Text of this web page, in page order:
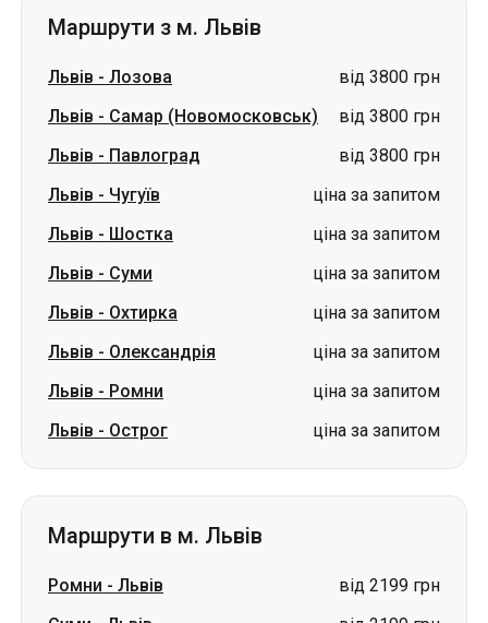
Маршрути з м. Львів
Львів - Лозова
від 3800 грн
Львів - Самар (Новомосковськ)
від 3800 грн
Львів - Павлоград
від 3800 грн
Львів - Чугуїв
ціна за запитом
Львів - Шостка
ціна за запитом
Львів - Суми
ціна за запитом
Львів - Охтирка
ціна за запитом
Львів - Олександрія
ціна за запитом
Львів - Ромни
ціна за запитом
Львів - Острог ціна за запитом
Маршрути в м. Львів
Ромни - Львів
від 2199 грн